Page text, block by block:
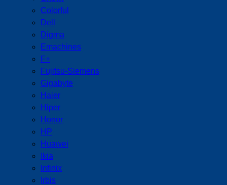
Colorful
Dell
Digma
Emachines
F+
Fujitsu-Siemens
Gigabyte
Haier
Hiper
Honor
HP
Huawei
Ikia
Infinix
Irbis